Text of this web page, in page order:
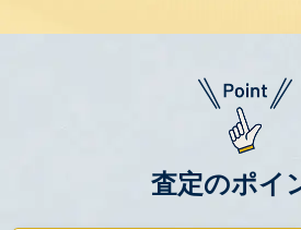
査定のポイ